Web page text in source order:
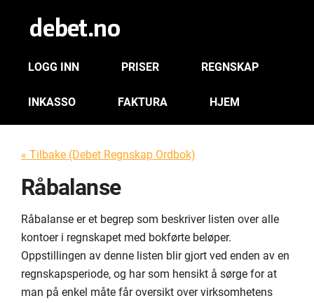
LOGG INN PRISER REGNSKAP
INKASSO FAKTURA HJEM
« Tilbake (Debet Regnskap Ordbok)
Råbalanse
Råbalanse er et begrep som beskriver listen over alle
kontoer i regnskapet med bokførte beløper.
Oppstillingen av denne listen blir gjort ved enden av en
regnskapsperiode, og har som hensikt å sørge for at
man på enkel måte får oversikt over virksomhetens